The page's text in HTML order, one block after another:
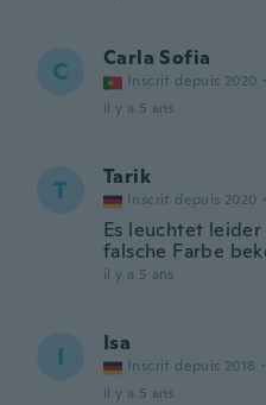
C Carla Sofia
Inscrit depuis 2020 ·
il y a 5 ans
T Tarik
Inscrit depuis 2020 ·
Es leuchtet
falsche Farbe
il y a 5 ans
I Isa
Inscrit depuis 2018 ·
il y a 5 ans